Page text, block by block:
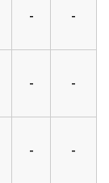
- -
- -
- -